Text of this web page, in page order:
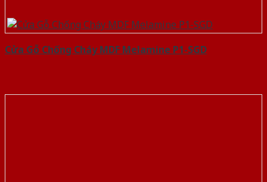
Cửa Gỗ Chống Cháy MDF Melamine P1-SGD